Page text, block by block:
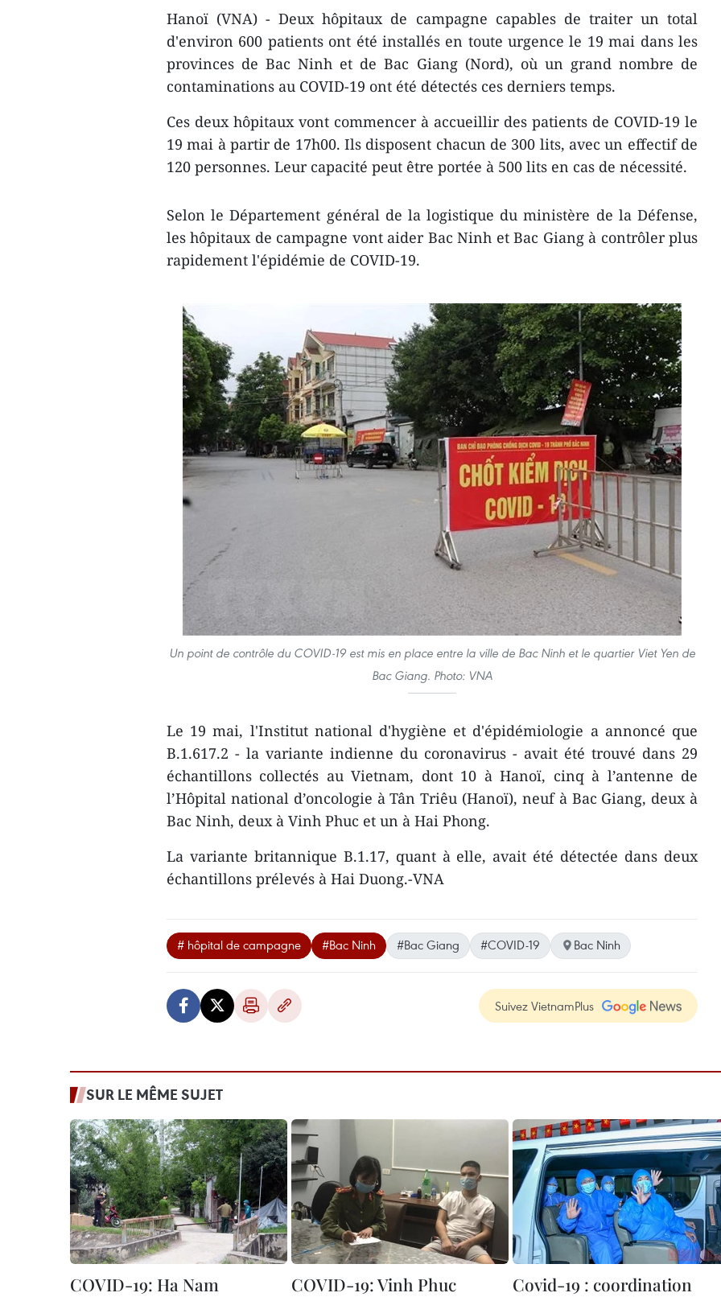
Hanoï (VNA) - Deux hôpitaux de campagne capables de traiter un total
d'environ 600 patients ont été installés en toute urgence le 19 mai dans les
provinces de Bac Ninh et de Bac Giang (Nord), où un grand nombre de
contaminations au COVID-19 ont été détectés ces derniers temps.
Ces deux hôpitaux vont commencer à accueillir des patients de COVID-19 le
19 mai à partir de 17h00. Ils disposent chacun de 300 lits, avec un effectif de
120 personnes. Leur capacité peut être portée à 500 lits en cas de nécessité.
Selon le Département général de la logistique du ministère de la Défense,
les hôpitaux de campagne vont aider Bac Ninh et Bac Giang à contrôler plus
rapidement l'épidémie de COVID-19.
Un point de contrôle du COVID-19 est mis en place entre la ville de Bac Ninh et le quartier Viet Yen de
Bac Giang. Photo: VNA
Le 19 mai, l'Institut national d'hygiène et d'épidémiologie a annoncé que
B.1.617.2 - la variante indienne du coronavirus - avait été trouvé dans 29
échantillons collectés au Vietnam, dont 10 à Hanoï, cinq à l’antenne de
l’Hôpital national d’oncologie à Tân Triêu (Hanoï), neuf à Bac Giang, deux à
Bac Ninh, deux à Vinh Phuc et un à Hai Phong.
La variante britannique B.1.17, quant à elle, avait été détectée dans deux
échantillons prélevés à Hai Duong.-VNA
# hôpital de campagne #Bac Ninh #Bac Giang #COVID-19 Bac Ninh
Suivez VietnamPlus
SUR LE MÊME SUJET
COVID-19: Ha Nam
COVID-19: Vinh Phuc
Covid-19 : coordination